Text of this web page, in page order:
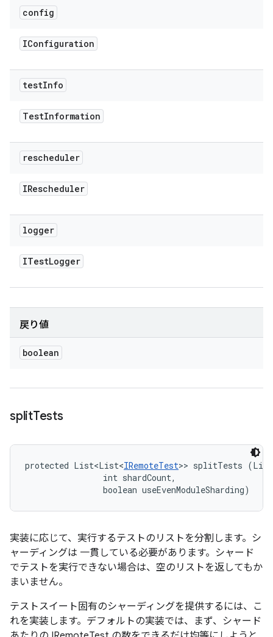
config
IConfiguration
testInfo
TestInformation
rescheduler
IRescheduler
logger
ITestLogger
戻り値
boolean
splitTests
protected List<List<IRemoteTest>> splitTests
                int shardCount,
                boolean useEvenModuleSharding)
実装に応じて、実行するテストのリストを分割します。シ
ャーディングは 一貫している必要があります。シャード
でテストを実行できない場合は、空のリストを返してもか
まいません。
テストスイート固有のシャーディングを提供するには、こ
れを実装します。デフォルトの実装では、まず、シャード